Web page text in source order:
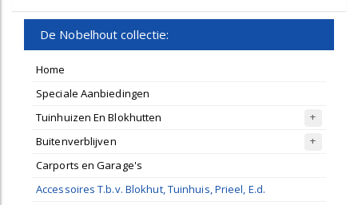
De Nobelhout collectie:
Home
Speciale Aanbiedingen
Tuinhuizen En Blokhutten
Buitenverblijven
Carports en Garage's
Accessoires T.b.v. Blokhut, Tuinhuis, Prieel, E.d.